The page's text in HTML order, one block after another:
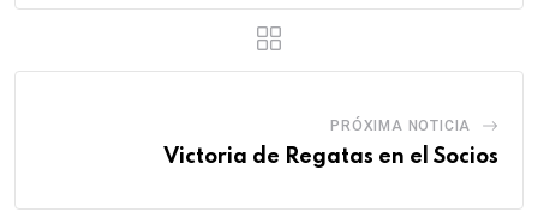
PRÓXIMA NOTICIA
Victoria de Regatas en el Socios